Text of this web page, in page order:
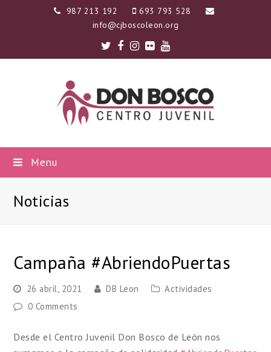
987 213 192
693 793 528
info@cjboscoleon.org
Twitter
Facebook
Instagram
FlickrYoutube
Menu
Noticias
Campaña #AbriendoPuertas
26 abril, 2021 DB Leon
Actividades
0 Comments
Desde el Centro Juvenil Don Bosco de León nos